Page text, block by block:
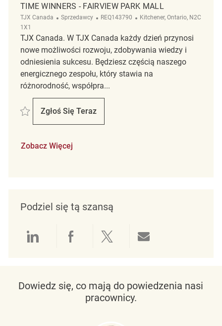
TIME WINNERS - FAIRVIEW PARK MALL
TJX Canada Kategoria
Sprzedawcy ReqId
REQ143790 Lokalizacja
Kitchener, Ontario, N2C
1X1
TJX Canada. W TJX Canada każdy dzień przynosi
nowe możliwości rozwoju, zdobywania wiedzy i
odniesienia sukcesu. Będziesz częścią naszego
energicznego zespołu, który stawia na
różnorodność, współpra...
Zapisać Retail Store Associate Temporary Part Time Winners - Fairview
Zgłoś Się Teraz
Retail Store Associate Temporary Part
Zobacz Więcej
Podziel się tą szansą
Udostępnianie przez LinkedIn
Udostępnianie przez
Udostępnij przez
Dowiedz się, co mają do powiedzenia nasi
pracownicy.